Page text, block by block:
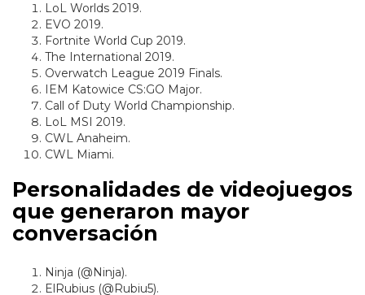
LoL Worlds 2019.
EVO 2019.
Fortnite World Cup 2019.
The International 2019.
Overwatch League 2019 Finals.
IEM Katowice CS:GO Major.
Call of Duty World Championship.
LoL MSI 2019.
CWL Anaheim.
CWL Miami.
Personalidades de videojuegos
que generaron mayor
conversación
Ninja (@Ninja).
ElRubius (@Rubiu5).